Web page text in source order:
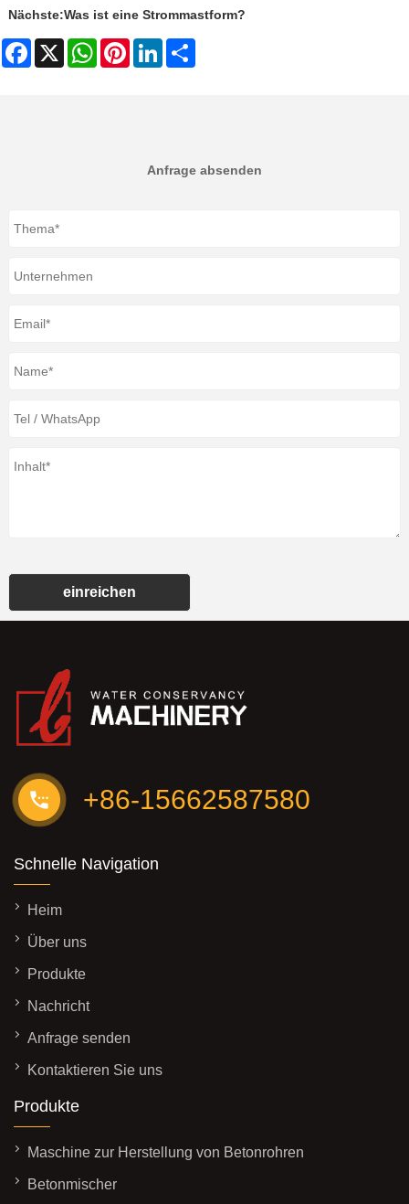
Nächste:Was ist eine Strommastform?
Facebook
X WhatsAppPinterestLinkedIn
Anfrage absenden
einreichen
+86-15662587580
Schnelle Navigation
Heim
Über uns
Produkte
Nachricht
Anfrage senden
Kontaktieren Sie uns
Produkte
Maschine zur Herstellung von Betonrohren
Betonmischer